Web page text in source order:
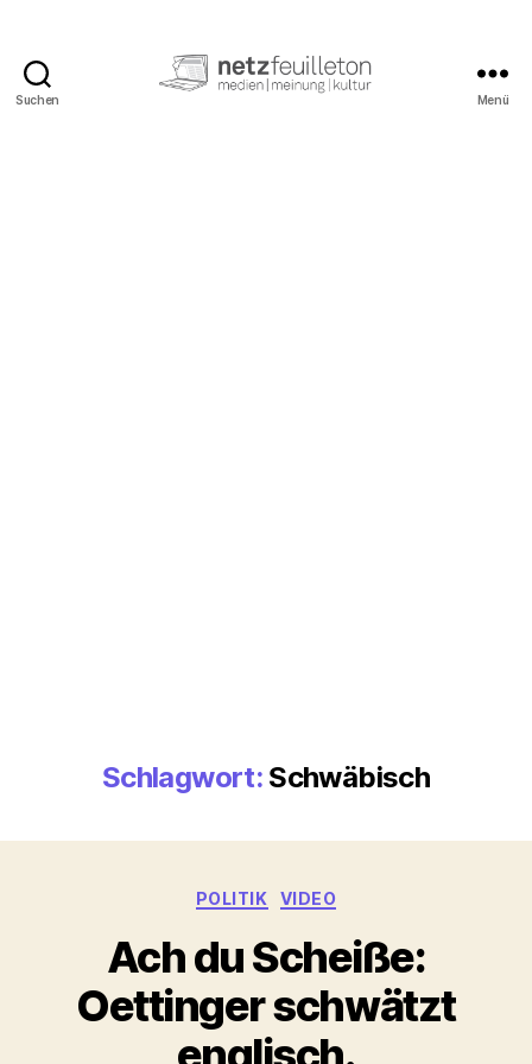
Suchen Menü
Schlagwort: Schwäbisch
Kategorien
POLITIK VIDEO
Ach du Scheiße:
Oettinger schwätzt